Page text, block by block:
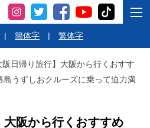
| 簡体字 | 繁体字
阪日帰り旅行】大阪から行くおすす
うずしおクルーズに乗って迫力満
大阪から行くおすすめ